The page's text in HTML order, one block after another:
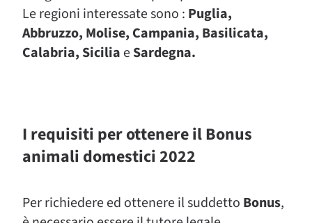
Le regioni interessate sono : Puglia,
Abbruzzo, Molise, Campania, Basilicata,
Calabria, Sicilia eSardegna.
I requisiti per ottenere il Bonus
animali domestici 2022
Per richiedere ed ottenere il suddetto Bonus,